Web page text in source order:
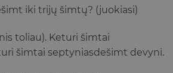
iki trijų šimtų? (juokiasi)
toliau). Keturi šimtai
šimtai septyniasdešimt devyni.